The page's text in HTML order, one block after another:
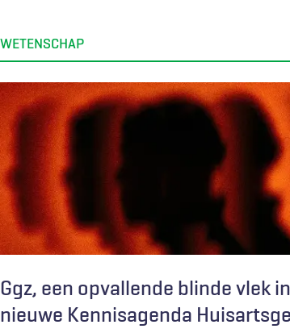
WETENSCHAP
Ggz, een opvallende blinde vlek
nieuwe Kennisagenda